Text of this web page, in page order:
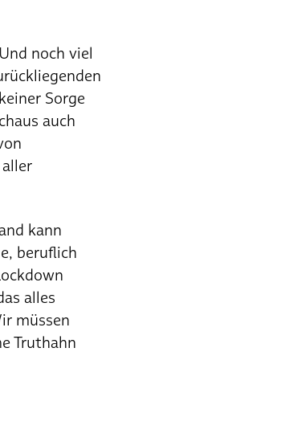
noch viel
Sorge
auch
kann
beruflich
alles
müssen
Truthahn